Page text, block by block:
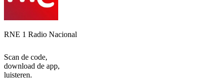
RNE 1 Radio Nacional
Scan de code,
download de app,
luisteren.